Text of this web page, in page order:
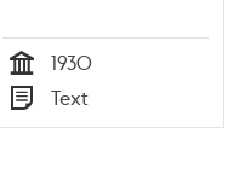
Tid
1930
Typ
Text